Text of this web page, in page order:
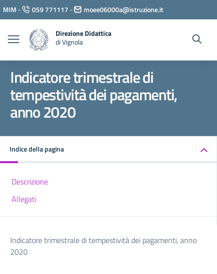
Vai ai contenuti
Vai al menu di navigazione
Vai al footer
MIM - 059 771117 - moee06000a@istruzione.it
Direzione Didattica
di Vignola
Indicatore trimestrale di
tempestività dei pagamenti,
anno 2020
Indice della pagina
Descrizione
Allegati
Indicatore trimestrale di tempestività dei pagamenti, anno
2020